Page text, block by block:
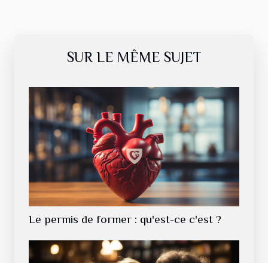
SUR LE MÊME SUJET
Le permis de former : qu'est-ce c'est ?